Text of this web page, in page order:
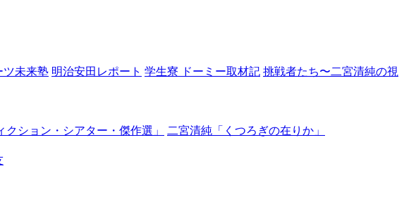
ツ未来塾 明治安田レポート 学生寮 ドーミー取材記 挑戦者たち〜二宮清純の視
クション・シアター・傑作選」
二宮清純「くつろぎの在りか」